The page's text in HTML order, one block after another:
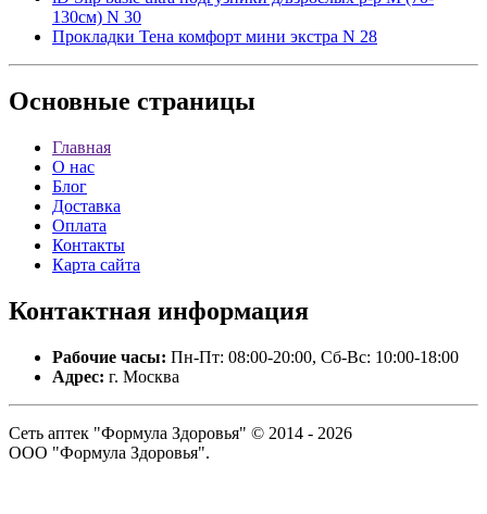
130см) N 30
Прокладки Тена комфорт мини экстра N 28
Основные страницы
Главная
О нас
Блог
Доставка
Оплата
Контакты
Карта сайта
Контактная информация
Рабочие часы: Пн-Пт: 08:00-20:00, Сб-Вс: 10:00-18:00
Адрес: г. Москва
Сеть аптек "Формула Здоровья" © 2014 - 2026
ООО "Формула Здоровья".